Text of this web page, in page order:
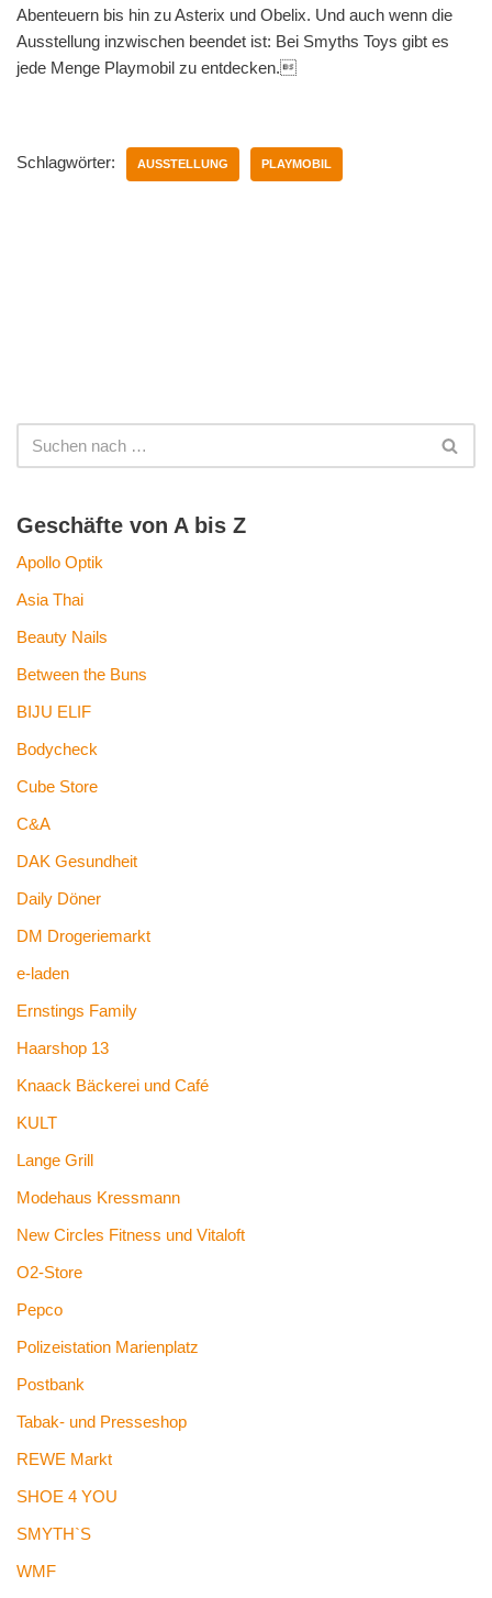
Abenteuern bis hin zu Asterix und Obelix. Und auch wenn die
Ausstellung inzwischen beendet ist: Bei Smyths Toys gibt es
jede Menge Playmobil zu entdecken.
Schlagwörter: AUSSTELLUNG PLAYMOBIL
Geschäfte von A bis Z
Apollo Optik
Asia Thai
Beauty Nails
Between the Buns
BIJU ELIF
Bodycheck
Cube Store
C&A
DAK Gesundheit
Daily Döner
DM Drogeriemarkt
e-laden
Ernstings Family
Haarshop 13
Knaack Bäckerei und Café
KULT
Lange Grill
Modehaus Kressmann
New Circles Fitness und Vitaloft
O2-Store
Pepco
Polizeistation Marienplatz
Postbank
Tabak- und Presseshop
REWE Markt
SHOE 4 YOU
SMYTH`S
WMF